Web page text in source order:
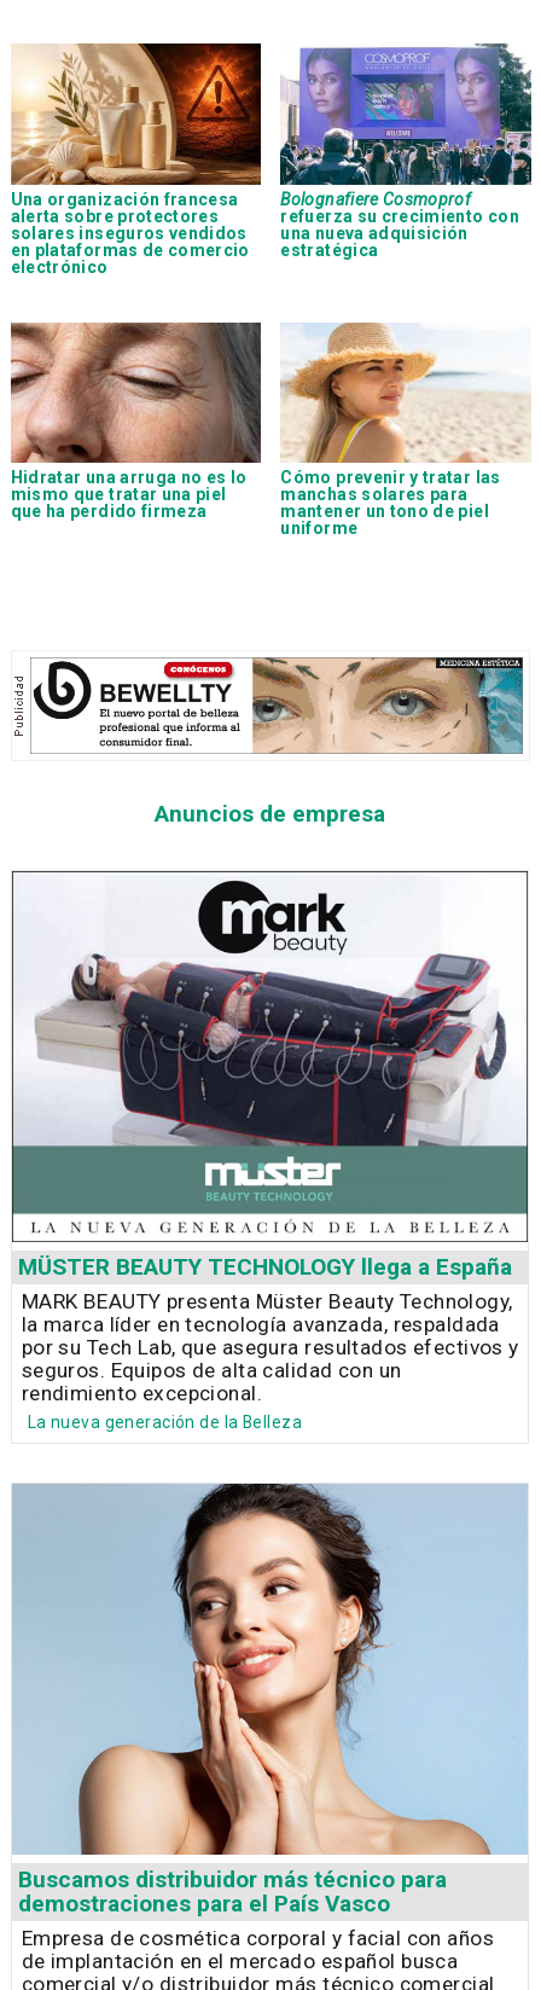
Una organización francesa
alerta sobre protectores
solares inseguros vendidos
en plataformas de comercio
electrónico
Bolognafiere Cosmoprof
refuerza su crecimiento con
una nueva adquisición
estratégica
Hidratar una arruga no es lo
mismo que tratar una piel
que ha perdido firmeza
Cómo prevenir y tratar las
manchas solares para
mantener un tono de piel
uniforme
Anuncios de empresa
MÜSTER BEAUTY TECHNOLOGY llega a España
MARK BEAUTY presenta Müster Beauty Technology,
la marca líder en tecnología avanzada, respaldada
por su Tech Lab, que asegura resultados efectivos y
seguros. Equipos de alta calidad con un
rendimiento excepcional.
La nueva generación de la Belleza
Buscamos distribuidor más técnico para
demostraciones para el País Vasco
Empresa de cosmética corporal y facial con años
de implantación en el mercado español busca
comercial y/o distribuidor más técnico comercial